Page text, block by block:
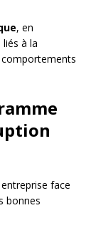
, en
à la
face
bonnes